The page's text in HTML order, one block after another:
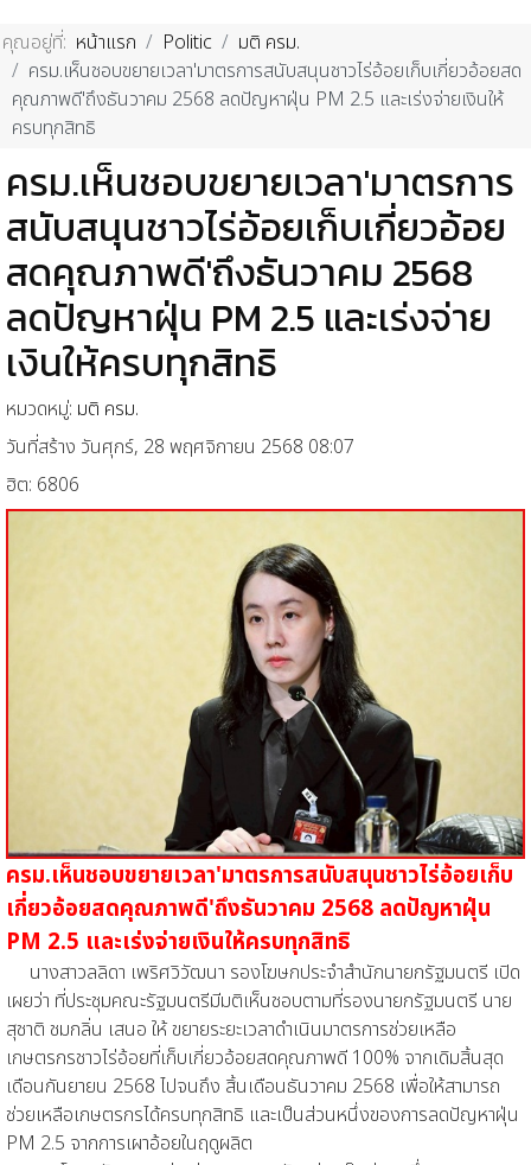
คุณอยู่ที่: หน้าแรก Politic
มติ ครม.
ครม.เห็นชอบขยายเวลา'มาตรการสนับสนุนชาวไร่อ้อยเก็บเกี่ยวอ้อยสด
คุณภาพดี'ถึงธันวาคม 2568 ลดปัญหาฝุ่น PM 2.5 และเร่งจ่ายเงินให้
ครบทุกสิทธิ
ครม.เห็นชอบขยายเวลา'มาตรการ
สนับสนุนชาวไร่อ้อยเก็บเกี่ยวอ้อย
สดคุณภาพดี'ถึงธันวาคม 2568
ลดปัญหาฝุ่น PM 2.5 และเร่งจ่าย
เงินให้ครบทุกสิทธิ
หมวดหมู่: มติ ครม.
วันที่สร้าง วันศุกร์, 28 พฤศจิกายน 2568 08:07
ฮิต: 6806
ครม.เห็นชอบขยายเวลา'มาตรการสนับสนุนชาวไร่อ้อยเก็บ
เกี่ยวอ้อยสดคุณภาพดี'ถึงธันวาคม 2568 ลดปัญหาฝุ่น
PM 2.5 และเร่งจ่ายเงินให้ครบทุกสิทธิ
นางสาวลลิดา เพริศวิวัฒนา รองโฆษกประจำสำนักนายกรัฐมนตรี เปิด
เผยว่า ที่ประชุมคณะรัฐมนตรีมีมติเห็นชอบตามที่รองนายกรัฐมนตรี นาย
สุชาติ ชมกลิ่น เสนอ ให้ ขยายระยะเวลาดำเนินมาตรการช่วยเหลือ
เกษตรกรชาวไร่อ้อยที่เก็บเกี่ยวอ้อยสดคุณภาพดี 100% จากเดิมสิ้นสุด
เดือนกันยายน 2568 ไปจนถึง สิ้นเดือนธันวาคม 2568 เพื่อให้สามารถ
ช่วยเหลือเกษตรกรได้ครบทุกสิทธิ และเป็นส่วนหนึ่งของการลดปัญหาฝุ่น
PM 2.5 จากการเผาอ้อยในฤดูผลิต